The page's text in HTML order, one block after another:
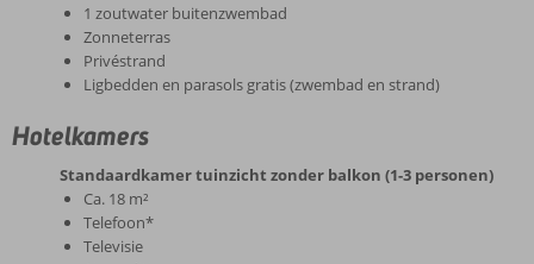
1 zoutwater buitenzwembad
Zonneterras
Privéstrand
Ligbedden en parasols gratis (zwembad en strand)
Hotelkamers
Standaardkamer tuinzicht zonder balkon (1-3 personen)
Ca. 18 m²
Telefoon*
Televisie